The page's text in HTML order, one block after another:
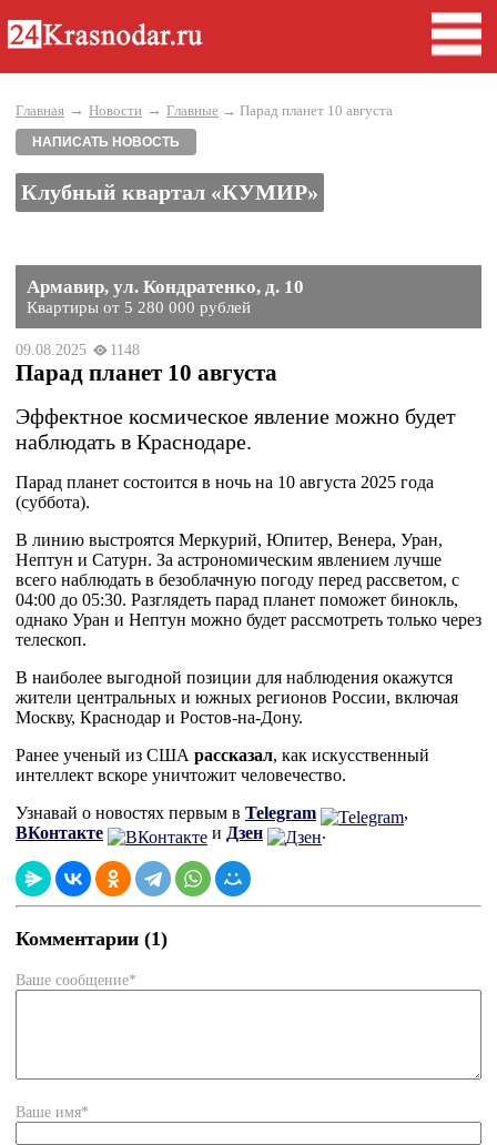
Главная → Новости → Главные → Парад планет 10 августа
НАПИСАТЬ НОВОСТЬ
Клубный квартал «КУМИР»
Армавир, ул. Кондратенко, д. 10
Квартиры от 5 280 000 рублей
09.08.2025 1148
Парад планет 10 августа
Эффектное космическое явление можно будет
наблюдать в Краснодаре.
Парад планет состоится в ночь на 10 августа 2025 года
(суббота).
В линию выстроятся Меркурий, Юпитер, Венера, Уран,
Нептун и Сатурн. За астрономическим явлением лучше
всего наблюдать в безоблачную погоду перед рассветом, с
04:00 до 05:30. Разглядеть парад планет поможет бинокль,
однако Уран и Нептун можно будет рассмотреть только через
телескоп.
В наиболее выгодной позиции для наблюдения окажутся
жители центральных и южных регионов России, включая
Москву, Краснодар и Ростов-на-Дону.
Ранее ученый из США рассказал, как искусственный
интеллект вскоре уничтожит человечество.
Узнавай о новостях первым в Telegram
,
ВКонтакте
и Дзен .
Комментарии (1)
Ваше сообщение*
Ваше имя*